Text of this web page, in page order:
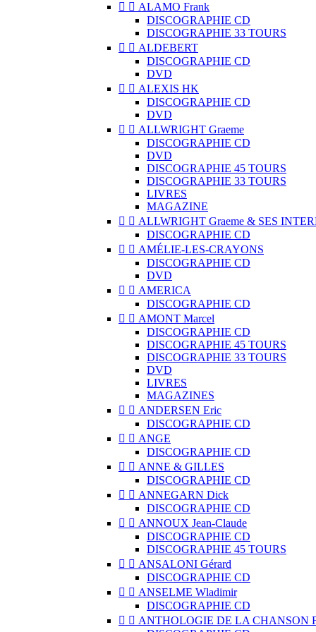
  ALAMO Frank
DISCOGRAPHIE CD
DISCOGRAPHIE 33 TOURS
  ALDEBERT
DISCOGRAPHIE CD
DVD
  ALEXIS HK
DISCOGRAPHIE CD
DVD
  ALLWRIGHT Graeme
DISCOGRAPHIE CD
DVD
DISCOGRAPHIE 45 TOURS
DISCOGRAPHIE 33 TOURS
LIVRES
MAGAZINE
  ALLWRIGHT Graeme & SES
DISCOGRAPHIE CD
  AMÉLIE-LES-CRAYONS
DISCOGRAPHIE CD
DVD
  AMERICA
DISCOGRAPHIE CD
  AMONT Marcel
DISCOGRAPHIE CD
DISCOGRAPHIE 45 TOURS
DISCOGRAPHIE 33 TOURS
DVD
LIVRES
MAGAZINES
  ANDERSEN Eric
DISCOGRAPHIE CD
  ANGE
DISCOGRAPHIE CD
  ANNE & GILLES
DISCOGRAPHIE CD
  ANNEGARN Dick
DISCOGRAPHIE CD
  ANNOUX Jean-Claude
DISCOGRAPHIE CD
DISCOGRAPHIE 45 TOURS
  ANSALONI Gérard
DISCOGRAPHIE CD
  ANSELME Wladimir
DISCOGRAPHIE CD
  ANTHOLOGIE DE LA CHANSON